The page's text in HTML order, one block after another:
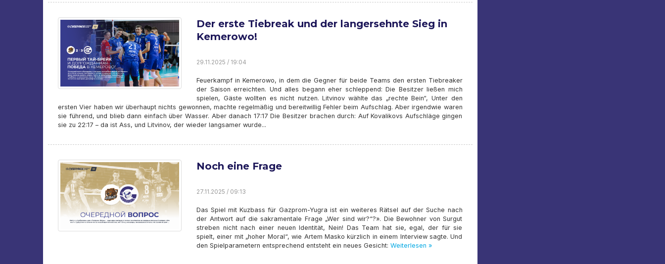
Der erste Tiebreak und der langersehnte Sieg in
Kemerowo!
29.11.2025 / 19:04
Feuerkampf in Kemerowo, in dem die Gegner für beide Teams den ersten Tiebreaker
der Saison erreichten. Und alles begann eher schleppend: Die Besitzer ließen mich
spielen, Gäste wollten es nicht nutzen. Litvinov wählte das „rechte Bein“, Unter den
ersten Vier haben wir überhaupt nichts gewonnen, machte regelmäßig und bereitwillig Fehler beim Aufschlag. Aber irgendwie waren
sie führend, und blieb dann einfach über Wasser. Aber danach 17:17 Die Besitzer brachen durch: Auf Kovalikovs Aufschläge gingen
sie zu 22:17 – da ist Ass, und Litvinov, der wieder langsamer wurde...
Noch eine Frage
27.11.2025 / 09:13
Das Spiel mit Kuzbass für Gazprom-Yugra ist ein weiteres Rätsel auf der Suche nach
der Antwort auf die sakramentale Frage „Wer sind wir?“?». Die Bewohner von Surgut
streben nicht nach einer neuen Identität, Nein! Das Team hat sie, egal, der für sie
spielt, einer mit „hoher Moral“, wie Artem Masko kürzlich in einem Interview sagte. Und
den Spielparametern entsprechend entsteht ein neues Gesicht: Weiterlesen »